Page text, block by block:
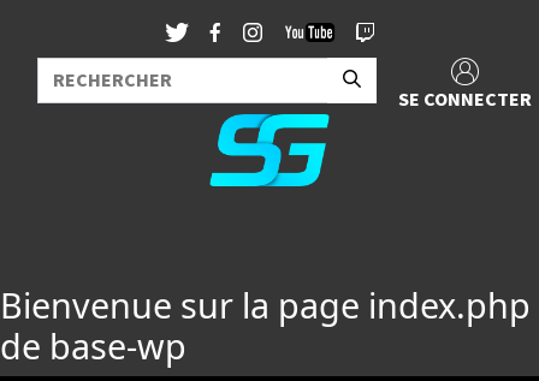
SE CONNECTER
Bienvenue sur la page index.php
de base-wp